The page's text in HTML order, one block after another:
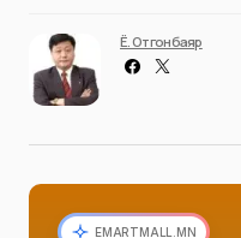
Ё. Отгонбаяр
EMARTMALL.MN